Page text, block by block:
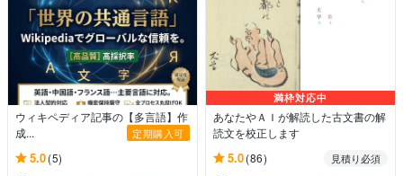
ウィキペディア記事の【多言語】作
成...
定期購入可
5.0(5)
満枠対応中
あなたやＡＩが解読した古文書の解
読文を校正します
5.0(86)
見積り必須